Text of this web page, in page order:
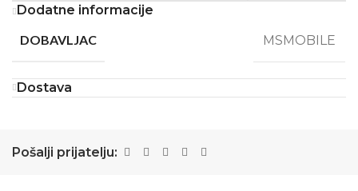
Dodatne informacije
DOBAVLJAC
MSMOBILE
Dostava
Pošalji prijatelju: